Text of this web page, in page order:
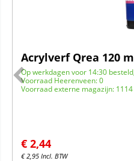
Acrylverf Qrea 120
Op werkdagen voor 14:30
Voorraad Heerenveen: 0
Voorraad externe magazijn: 1114
€ 2,44
€2,95 Incl. BTW